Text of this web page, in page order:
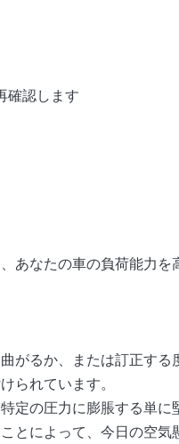
確認します
なたの車の負荷能力
るか、または訂正す
られています。
の圧力に膨脹する単
によって、今日の空